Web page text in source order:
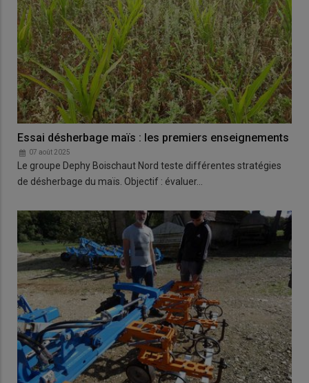
Essai désherbage maïs : les premiers enseignements
07 août 2025
Le groupe Dephy Boischaut Nord teste différentes stratégies
de désherbage du maïs. Objectif : évaluer…